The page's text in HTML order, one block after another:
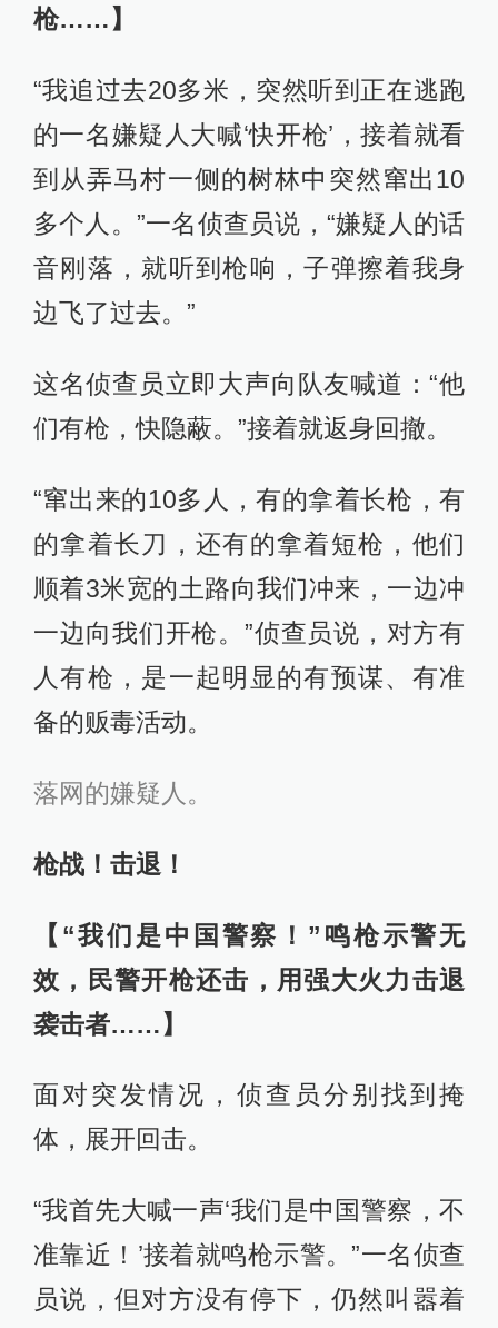
枪……】
“我追过去20多米，突然听到正在逃跑
的一名嫌疑人大喊‘快开枪’，接着就看
到从弄马村一侧的树林中突然窜出10
多个人。”一名侦查员说，“嫌疑人的话
音刚落，就听到枪响，子弹擦着我身
边飞了过去。”
这名侦查员立即大声向队友喊道：“他
们有枪，快隐蔽。”接着就返身回撤。
“窜出来的10多人，有的拿着长枪，有
的拿着长刀，还有的拿着短枪，他们
顺着3米宽的土路向我们冲来，一边冲
一边向我们开枪。”侦查员说，对方有
人有枪，是一起明显的有预谋、有准
备的贩毒活动。
落网的嫌疑人。
枪战！击退！
【“我们是中国警察！”鸣枪示警无
效，民警开枪还击，用强大火力击退
袭击者……】
面对突发情况，侦查员分别找到掩
体，展开回击。
“我首先大喊一声‘我们是中国警察，不
准靠近！’接着就鸣枪示警。”一名侦查
员说，但对方没有停下，仍然叫嚣着